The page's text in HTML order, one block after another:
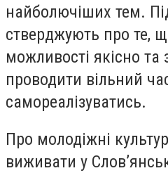
найболючіших тем.
стверджують про те,
можливості якісно та
проводити вільний
самореалізуватись.
Про молодіжні
виживати у